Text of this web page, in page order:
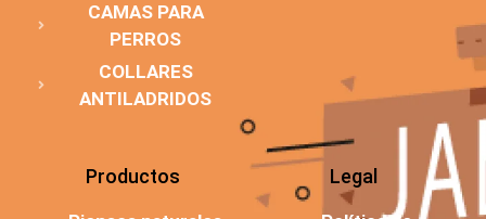
CAMAS PARA
PERROS
COLLARES
ANTILADRIDOS
Productos Legal